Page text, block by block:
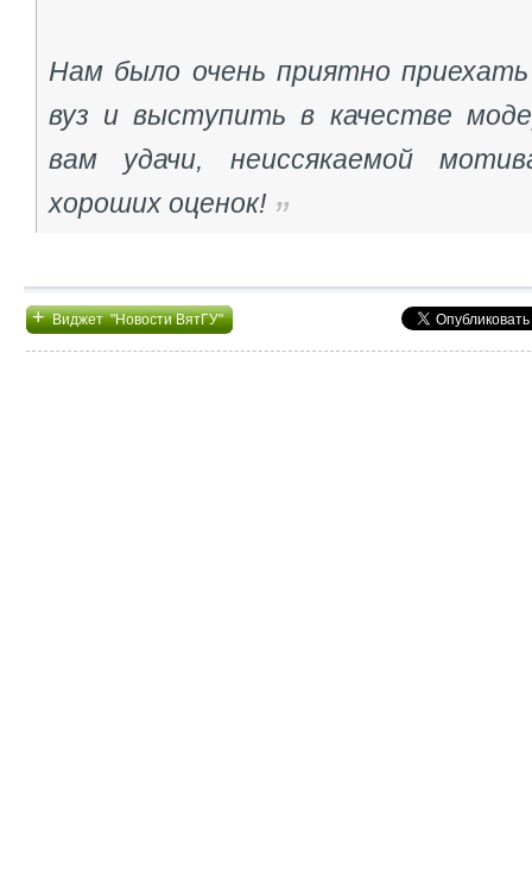
Нам было очень приятно приехать
вуз и выступить в качестве
вам удачи, неиссякаемой
хороших оценок!
+Виджет "Новости ВятГУ"